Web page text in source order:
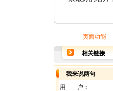
页面功能
相关链接
我来说两句
用 户：